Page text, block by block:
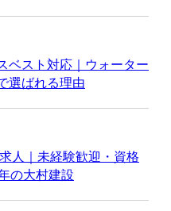
ベスト対応｜ウォーター
選ばれる理由
人｜未経験歓迎・資格
の大村建設